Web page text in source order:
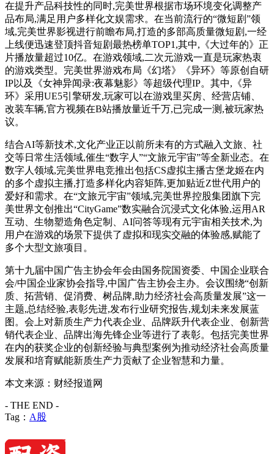
在提升产品科技性的同时,完美世界根据市场环境变化调整产
品布局,满足用户多样化文娱需求。在当前流行的“微短剧”领
域,完美世界影视进行前瞻布局,打造的多部高质量微短剧,一经
上线便迅速登顶抖音短剧最热榜单TOP1,其中,《大过年的》正
片播放量超过10亿。在游戏领域,二次元游戏一直是玩家热衷
的游戏类型。完美世界游戏布局《幻塔》《异环》等原创自研
IP以及《女神异闻录:夜幕魅影》等超级代理IP。其中,《异
环》采用UE5引擎研发,玩家可以在游戏里买房、经营店铺、
改装车辆,官方视频在B站播放量近千万,已完成一测,被玩家热
议。
结合AI等新技术,文化产业正以前所未有的方式融入文旅、社
交等日常生活领域,催生“数字人”“文旅元宇宙”等全新业态。在
数字人领域,完美世界电竞推出包括CS虚拟主播古堡龙姬在内
的多个虚拟主播,打造多样化内容矩阵,更加贴近Z世代用户的
爱好和需求。在“文旅元宇宙”领域,完美世界控股集团旗下完
美世界文创推出“CityGame”数实融合沉浸式文化体验,运用AR
互动、生物塑造角色定制、AI问答等现有元宇宙相关技术,为
用户在游戏的场景下提供了虚拟和现实交融的体验感,赋能了
多个大型文旅项目。
第十九届中国广告主协会年会由国务院国资委、中国企业联合
会/中国企业家协会指导,中国广告主协会主办。会议围绕“创新
质、拓营销、促消费、树品牌,助力经济社会高质量发展”这一
主题,总结经验,表彰先进,发布行业研究报告,规划未来发展蓝
图。会上对新质生产力代表企业、品牌跃升代表企业、创新营
销代表企业、品牌出海先锋企业等进行了表彰。包括完美世界
在内的获奖企业的创新经验与典型案例为推动经济社会高质量
发展和培育赋能新质生产力贡献了企业智慧和力量。
本文来源：财经报道网
- THE END -
Tag： A股